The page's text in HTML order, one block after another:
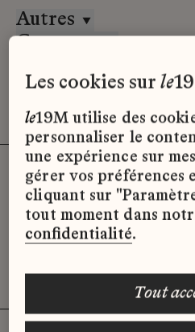
Autres
Goossens
Désolé, il semble
d’offres d’emploi
moment.
les cookies surle
le19M utilise des
personnaliser le
une expérience sur
gérer vos préférences
cliquant sur
tout moment dans
confidentialité.
tout